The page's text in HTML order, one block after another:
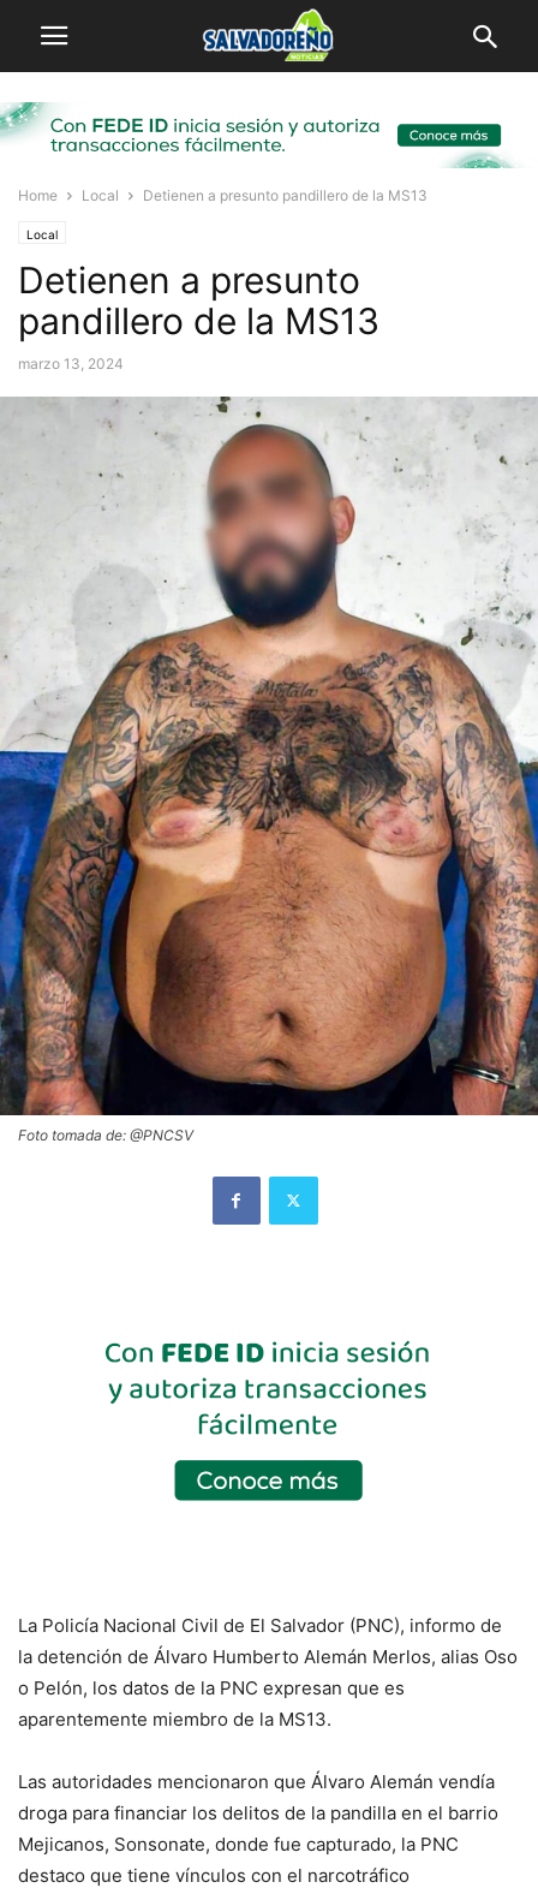
Home Local Detienen a presunto pandillero de la MS13
Local
Detienen a presunto
pandillero de la MS13
marzo 13, 2024
Foto tomada de: @PNCSV
La Policía Nacional Civil de El Salvador (PNC), informo de
la detención de Álvaro Humberto Alemán Merlos, alias Oso
o Pelón, los datos de la PNC expresan que es
aparentemente miembro de la MS13.
Las autoridades mencionaron que Álvaro Alemán vendía
droga para financiar los delitos de la pandilla en el barrio
Mejicanos, Sonsonate, donde fue capturado, la PNC
destaco que tiene vínculos con el narcotráfico